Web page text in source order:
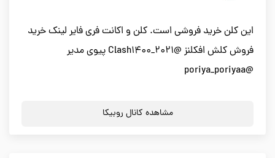
این کلن خرید فروشی است. کلن و اکانت فری فایر لینک خرید
فروش کلش افکلنز @Clash1400_2021 پیوی مدیر
@poriya_poriyaa
مشاهده کانال روبیکا